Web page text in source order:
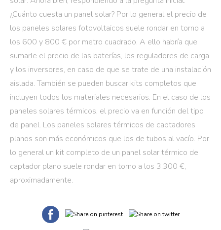
¿Cuánto cuesta un panel solar? Por lo general el precio de
los paneles solares fotovoltaicos suele rondar en torno a
los 600 y 800 € por metro cuadrado. A ello habría que
sumarle el precio de las baterías, los reguladores de carga
y los inversores, en caso de que se trate de una instalación
aislada. También se pueden buscar kits completos que
incluyen todos los materiales necesarios. En el caso de los
paneles solares térmicos, el precio va en función del tipo
de panel. Los paneles solares térmicos de captadores
planos son más económicos que los de tubos al vacío. Por
lo general un kit completo de un panel solar térmico de
captador plano suele rondar en torno a los 3.300 €,
aproximadamente.